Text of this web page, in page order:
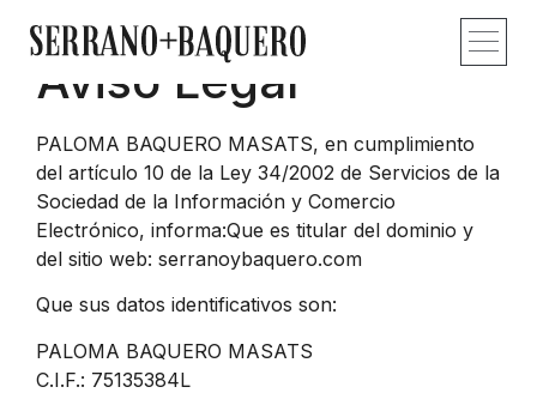
Aviso Legal
PALOMA BAQUERO MASATS, en cumplimiento
del artículo 10 de la Ley 34/2002 de Servicios de la
Sociedad de la Información y Comercio
Electrónico, informa:Que es titular del dominio y
del sitio web: serranoybaquero.com
Que sus datos identificativos son:
PALOMA BAQUERO MASATS
C.I.F.: 75135384L